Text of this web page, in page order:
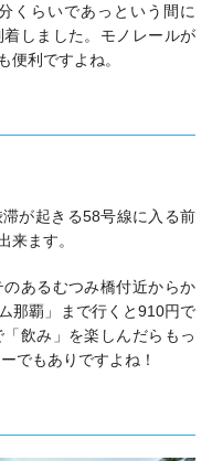
くらいであっという間に
着しました。モノレールが
便利ですよね。
が起きる58号線に入る前
来ます。
あるむつみ橋付近からか
那覇」まで行くと910円で
飲み」を楽しんだらもっ
でもありですよね！